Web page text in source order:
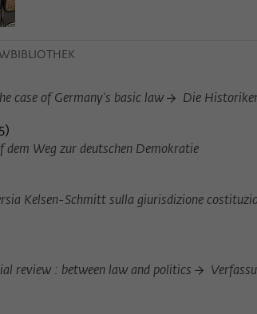
case of Germany's basic law
Die
)
dem Weg zur deutschen Demokratie
Kelsen-Schmitt sulla giurisdizione
review : between law and politics